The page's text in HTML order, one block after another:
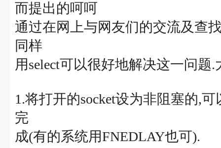
而提出的呵呵
通过在网上与网友们的交流及查
同样
用select可以很好地解决这一问
1.将打开的socket设为非阻塞的,
完
成(有的系统用FNEDLAY也可).